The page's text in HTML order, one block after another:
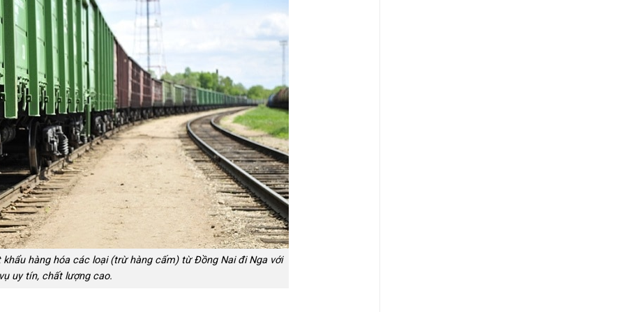
hàng hóa các loại (trừ hàng cấm) từ Đồng Nai đi Nga với
uy tín, chất lượng cao.